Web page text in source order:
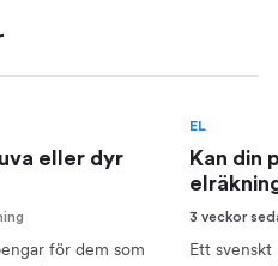
eller dyr
för dem som
EL
Kan din
3 veckor
Ett svenskt